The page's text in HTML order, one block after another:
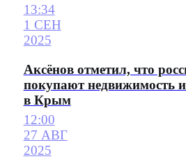
13:34
1 СЕН
2025
Аксёнов отметил, что
покупают недвижимость
в Крым
12:00
27 АВГ
2025